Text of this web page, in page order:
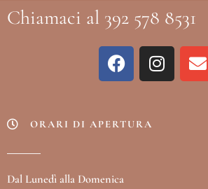
Chiamaci al 392 578 8531
ORARI DI APERTURA
Dal Lunedì alla Domenica